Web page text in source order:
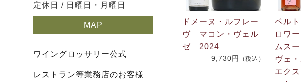
定休日 / 日曜日・月曜日
MAP
ワイングロッサリー公式
レストラン等業務店のお客様
ドメーヌ・ルフレー
ヴ マコン・ヴェル
ゼ 2024
9,730円 （税込）
ベル
ロワ
ムス
ヴェ
エクス